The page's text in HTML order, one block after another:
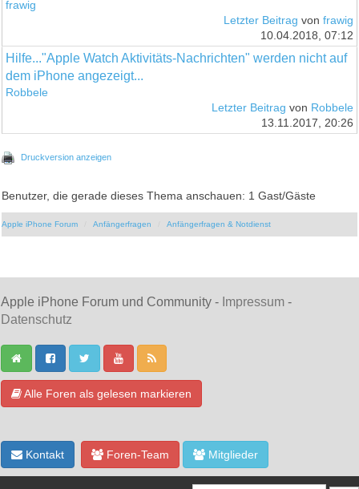
frawig
Letzter Beitrag von frawig
10.04.2018, 07:12
Hilfe..."Apple Watch Aktivitäts-Nachrichten" werden nicht auf
dem iPhone angezeigt...
Robbele
Letzter Beitrag von Robbele
13.11.2017, 20:26
Druckversion anzeigen
Benutzer, die gerade dieses Thema anschauen: 1 Gast/Gäste
Apple iPhone Forum Anfängerfragen Anfängerfragen & Notdienst
Apple iPhone Forum und Community - Impressum -
Datenschutz
Alle Foren als gelesen markieren
Kontakt Foren-Team Mitglieder